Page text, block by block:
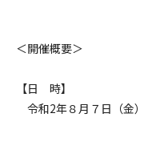
＜開催概要＞
【日 時】
令和2年８月７日（金